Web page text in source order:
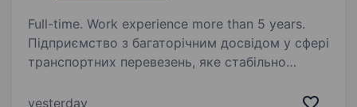
Full-time. Work experience more than 5 years.
Підприємство з багаторічним досвідом у сфері
транспортних перевезень, яке стабільно
України та країн ЄС, запрошує до своєї
yesterday